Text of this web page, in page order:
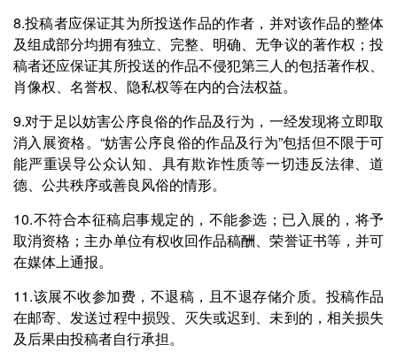
8.投稿者应保证其为所投送作品的作者，并对该作品的整体
及组成部分均拥有独立、完整、明确、无争议的著作权；投
稿者还应保证其所投送的作品不侵犯第三人的包括著作权、
肖像权、名誉权、隐私权等在内的合法权益。
9.对于足以妨害公序良俗的作品及行为，一经发现将立即取
消入展资格。“妨害公序良俗的作品及行为”包括但不限于可
能严重误导公众认知、具有欺诈性质等一切违反法律、道
德、公共秩序或善良风俗的情形。
10.不符合本征稿启事规定的，不能参选；已入展的，将予
取消资格；主办单位有权收回作品稿酬、荣誉证书等，并可
在媒体上通报。
11.该展不收参加费，不退稿，且不退存储介质。投稿作品
在邮寄、发送过程中损毁、灭失或迟到、未到的，相关损失
及后果由投稿者自行承担。